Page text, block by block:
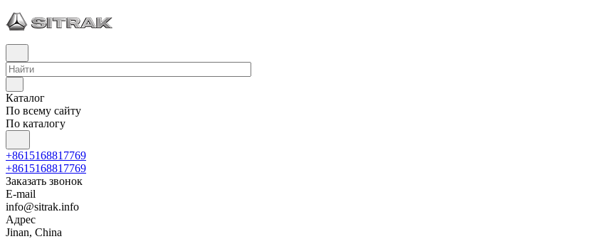
Каталог
По всему сайту
По каталогу
+8615168817769
+8615168817769
Заказать звонок
E-mail
info@sitrak.info
Адрес
Jinan, China